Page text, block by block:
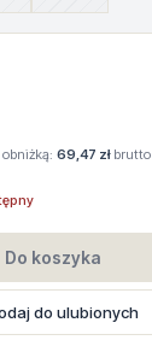
69,47 złbrutto
Do koszyka
do ulubionych